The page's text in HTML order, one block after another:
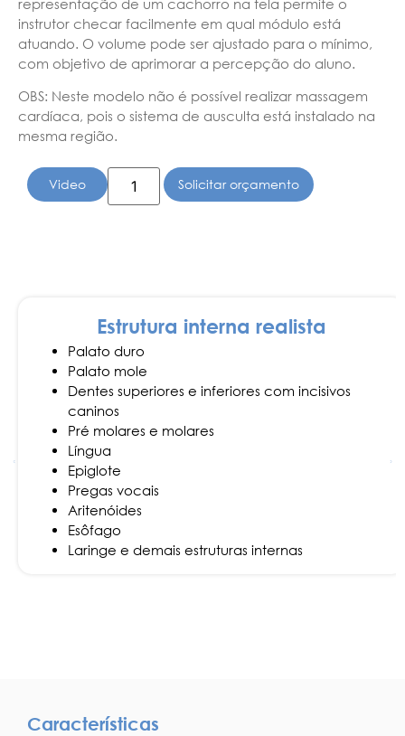
instrutor checar facilmente em qual módulo está
atuando. O volume pode ser ajustado para o mínimo,
com objetivo de aprimorar a percepção do aluno.
OBS: Neste modelo não é possível realizar massagem
cardíaca, pois o sistema de ausculta está instalado na
mesma região.
Video Solicitar orçamento
Estrutura interna realista
Palato duro
Palato mole
Dentes superiores e inferiores com incisivos
caninos
Pré molares e molares
Língua
Epiglote
Pregas vocais
Aritenóides
Esôfago
Laringe e demais estruturas internas
Características